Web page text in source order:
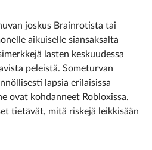
joskus Brainrotista tai
aikuiselle siansaksalta
lasten keskuudessa
peleistä. Someturvan
lapsia erilaisissa
ovat kohdanneet Robloxissa.
tietävät, mitä riskejä leikkisään